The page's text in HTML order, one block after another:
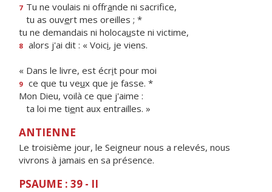
7 Tu ne voulais ni offrande ni sacrifice,
tu as ouvert mes oreilles ; *
tu ne demandais ni holocauste ni victime,
8 alors j'ai dit : « Voici, je viens.
« Dans le livre, est écrit pour moi
9 ce que tu veux que je fasse. *
Mon Dieu, voilà ce que j'aime :
ta loi me tient aux entrailles. »
ANTIENNE
Le troisième jour, le Seigneur nous a relevés, nous
vivrons à jamais en sa présence.
PSAUME : 39 - II